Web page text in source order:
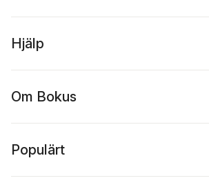
Hjälp
Om Bokus
Populärt